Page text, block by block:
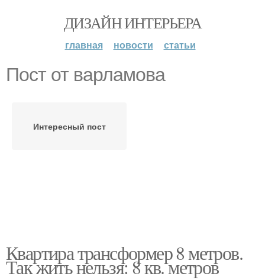
ДИЗАЙН ИНТЕРЬЕРА
главная новости статьи
Пост от варламова
Интересный пост
Квартира трансформер 8 метров.
Так жить нельзя: 8 кв. метров